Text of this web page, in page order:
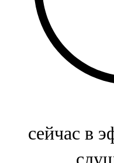
Баулы
107,5 FM
Биләр
Болгар
сейчас в